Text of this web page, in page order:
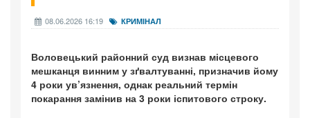
08.06.2026 16:19 КРИМІНАЛ
Воловецький районний суд визнав місцевого
мешканця винним у зґвалтуванні, призначив йому
4 роки ув’язнення, однак реальний термін
покарання замінив на 3 роки іспитового строку.